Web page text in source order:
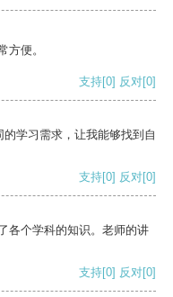
方便。
支持[0] 反对[0]
学习需求，让我能够找到自
支持[0] 反对[0]
各个学科的知识。老师的讲
支持[0] 反对[0]